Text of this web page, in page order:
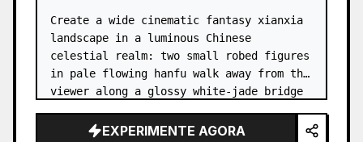
Create a wide cinematic fantasy xianxia
landscape in a luminous Chinese
celestial realm: two small robed figures
in pale flowing hanfu walk away from the
viewer along a glossy white-jade bridge
rising from a mirror-still l…
EXPERIMENTE AGORA